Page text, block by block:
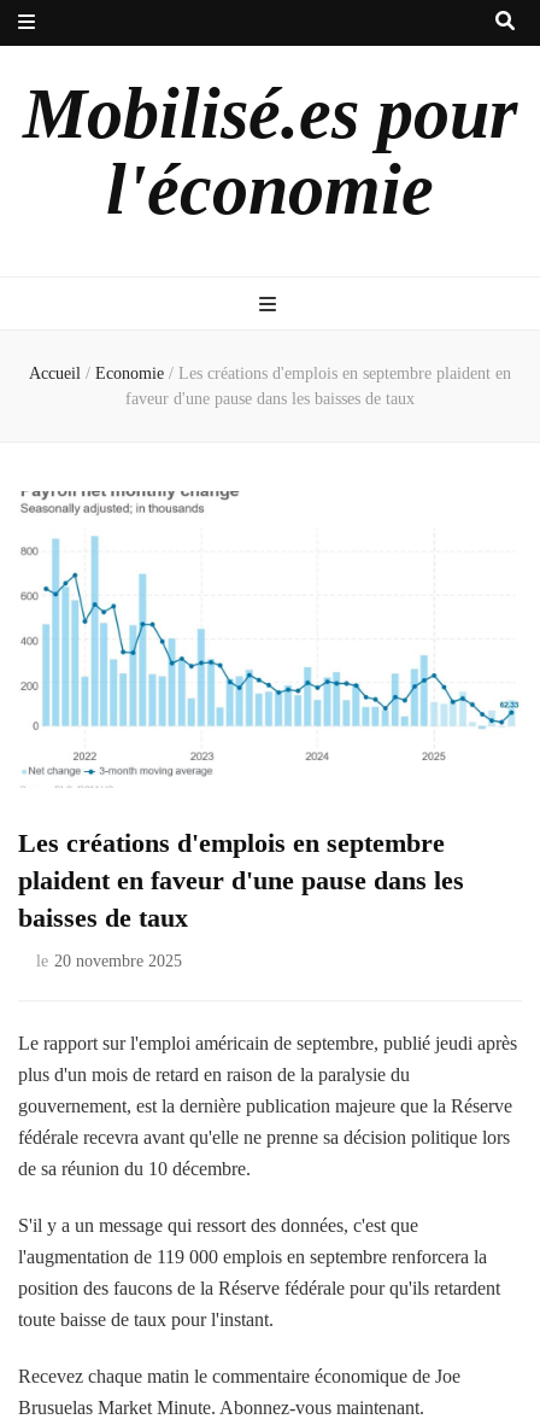
Mobilisé.es pour
l'économie
Accueil / Economie / Les créations d'emplois en septembre plaident en
faveur d'une pause dans les baisses de taux
Les créations d'emplois en septembre
plaident en faveur d'une pause dans les
baisses de taux
le 20 novembre 2025
Le rapport sur l'emploi américain de septembre, publié jeudi après
plus d'un mois de retard en raison de la paralysie du
gouvernement, est la dernière publication majeure que la Réserve
fédérale recevra avant qu'elle ne prenne sa décision politique lors
de sa réunion du 10 décembre.
S'il y a un message qui ressort des données, c'est que
l'augmentation de 119 000 emplois en septembre renforcera la
position des faucons de la Réserve fédérale pour qu'ils retardent
toute baisse de taux pour l'instant.
Recevez chaque matin le commentaire économique de Joe
Brusuelas Market Minute. Abonnez-vous maintenant.